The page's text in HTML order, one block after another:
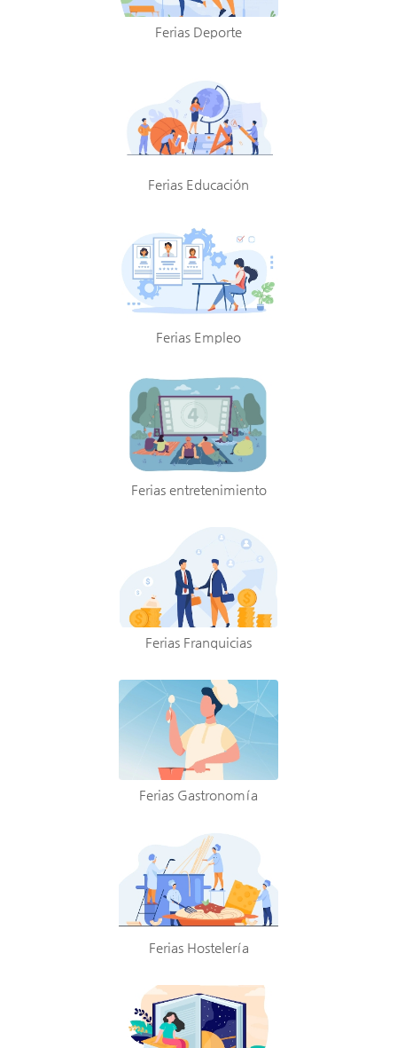
Ferias Deporte
Ferias Educación
Ferias Empleo
Ferias entretenimiento
Ferias Franquicias
Ferias Gastronomía
Ferias Hostelería